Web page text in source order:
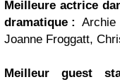
Meilleure actrice
dramatique : Archie
Joanne Froggatt,
Meilleur guest